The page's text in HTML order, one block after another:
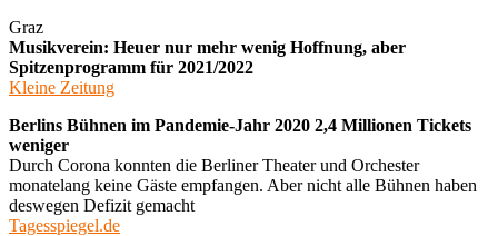
Graz
Musikverein: Heuer nur mehr wenig Hoffnung, aber
Spitzenprogramm für 2021/2022
Kleine Zeitung
Berlins Bühnen im Pandemie-Jahr 2020 2,4 Millionen Tickets
weniger
Durch Corona konnten die Berliner Theater und Orchester
monatelang keine Gäste empfangen. Aber nicht alle Bühnen haben
deswegen Defizit gemacht
Tagesspiegel.de